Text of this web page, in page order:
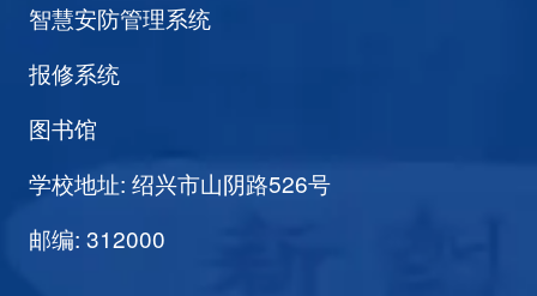
智慧安防管理系统
报修系统
图书馆
学校地址: 绍兴市山阴路526号
邮编: 312000